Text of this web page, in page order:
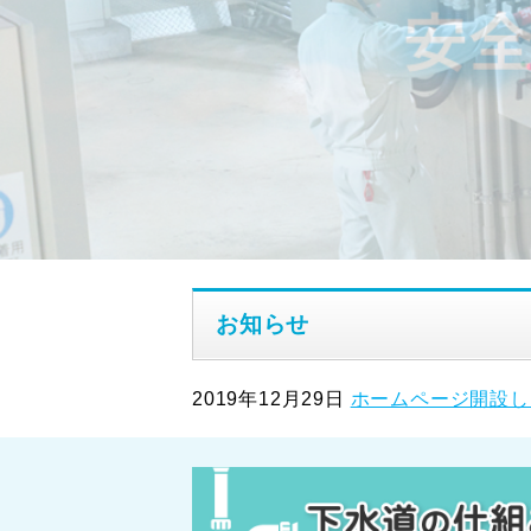
お知らせ
2019年12月29日 ホームページ開設